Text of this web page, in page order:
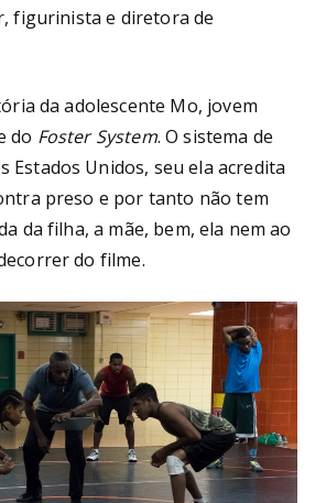
figurinista e diretora de
da adolescente Mo, jovem
do Foster System. O sistema de
Estados Unidos, seu ela acredita
preso e por tanto não tem
da filha, a mãe, bem, ela nem ao
do filme.